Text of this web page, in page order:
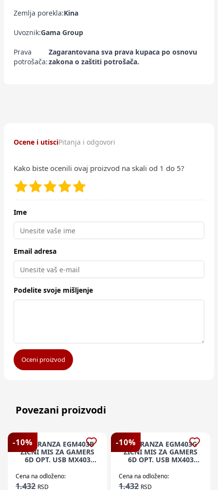
Zemlja porekla:Kina
Uvoznik:Gama Group
Prava
potrošača:
Zagarantovana sva prava kupaca po osnovu
zakona o zaštiti potrošača.
Ocene i utisciPitanja i odgovori
Kako biste ocenili ovaj proizvod na skali od 1 do 5?
Ime
Email adresa
Podelite svoje mišljenje
Oceni proizvod
Povezani proizvodi
-10%
ESPERANZA EGM403B
ZICNI MIS ZA GAMERS
6D OPT. USB MX403
Cena na odloženo:
1.432 RSD
-10%
ESPERANZA EGM403G
ZICNI MIS ZA GAMERS
6D OPT. USB MX403
Cena na odloženo:
1.432 RSD